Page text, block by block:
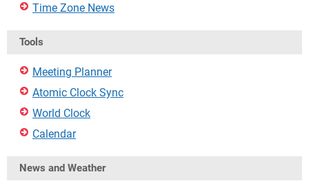
Time Zone News
Tools
Meeting Planner
Atomic Clock Sync
World Clock
Calendar
News and Weather